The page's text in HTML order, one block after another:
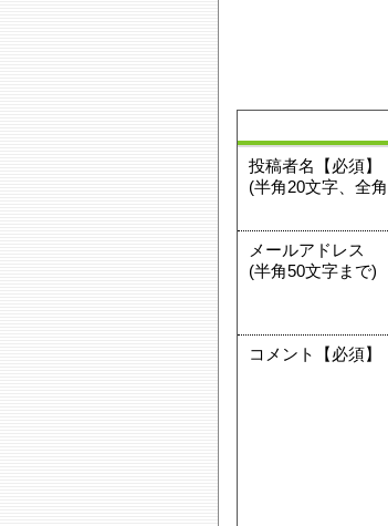
投稿者名【必須】
(半角20文字、全
メールアドレス
(半角50文字まで)
コメント【必須】